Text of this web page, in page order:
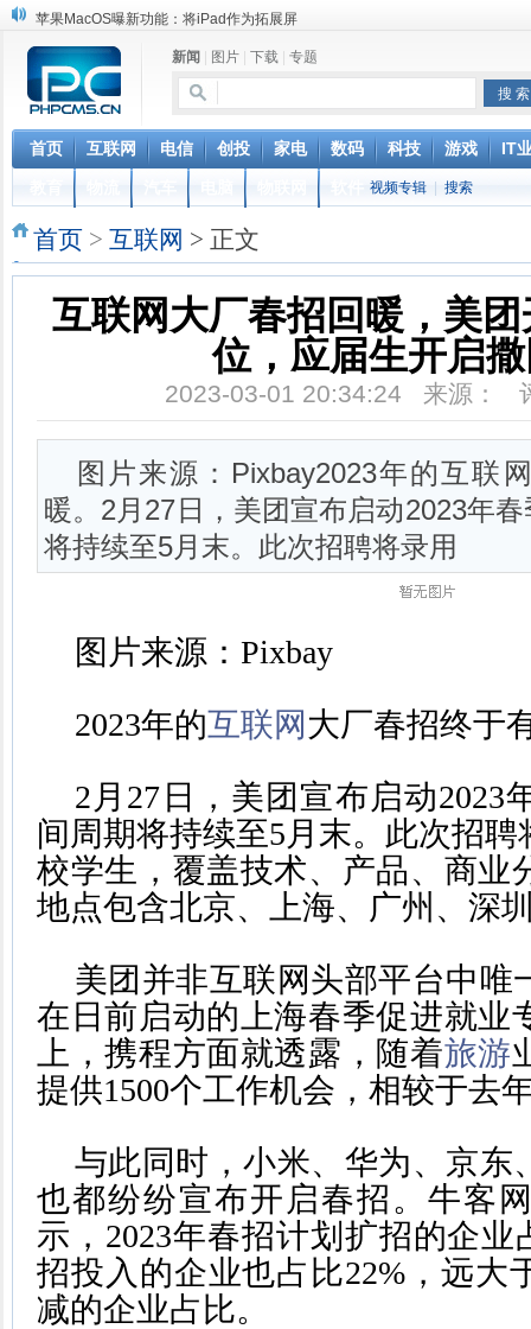
苹果MacOS曝新功能：将iPad作为拓展屏
苹果与高通和解 英特尔失去重要移动客户
小米高管：虽然高通与苹果和解，但5G iPhone最快明年下半年发布
iOS 13加入黑暗模式 多功能加持6月份见
高通与苹果达成和解，双方达成6年许可协议
元宇宙持续火热 应用爆发落地需实时网络支撑
山姆会员店APP默认五星好评被罚30万 涉不正当竞争
奔驰维权女车主捅出了一个最大的瓜
新闻 图片 下载 专题
首页 互联网 电信 创投 家电 数码 科技 游戏 IT
视频专辑 搜索
首页 > 互联网 > 正文
互联网大厂春招回暖，美
位，应届生开启
2023-03-01 20:34:24 来源：
图片来源：Pixbay2023年的互联
暖。2月27日，美团宣布启动2023年
将持续至5月末。此次招聘将录用
图片来源：Pixbay
2023年的互联网 大厂春招终于
2月27日，美团宣布启动2023
间周期将持续至5月末。此次招聘
校学生，覆盖技术、产品、商业
地点包含北京、上海、广州、深
美团并非互联网头部平台中唯
在日前启动的上海春季促进就业
上，携程方面就透露，随着旅游
提供1500个工作机会，相较于去
与此同时，小米、华为、京东
也都纷纷宣布开启春招。牛客
示，2023年春招计划扩招的企业
招投入的企业也占比22%，远大
减的企业占比。